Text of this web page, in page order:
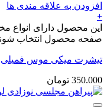
افزودن به علاقه مندی ها
+
این محصول دارای انواع
صفحه محصول انتخاب
تیشرت میکی موس فمیلی
350.000 تومان